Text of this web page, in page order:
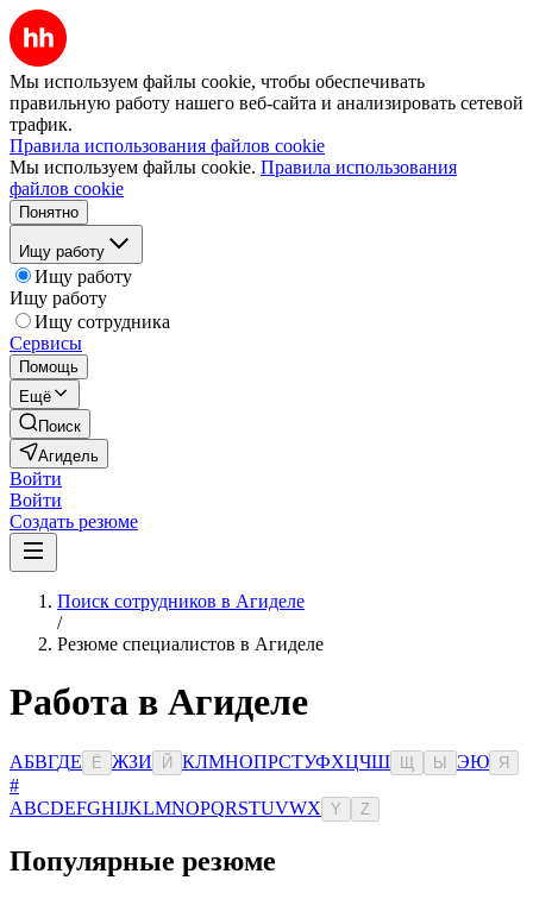
Мы используем файлы cookie, чтобы обеспечивать
правильную работу нашего веб-сайта и анализировать сетевой
трафик.
Правила использования файлов cookie
Мы используем файлы cookie. Правила использования
файлов cookie
Понятно
Ищу работу
Ищу работу
Ищу работу
Ищу сотрудника
Сервисы
Помощь
Ещё
Поиск
Агидель
Войти
Войти
Создать резюме
Поиск сотрудников в Агиделе
/
Резюме специалистов в Агиделе
Работа в Агиделе
АБВГДЕ Ё ЖЗИ Й КЛМНОПРСТУФХЦЧШ Ы ЭЮ Я
#
ABCDEFGHIJKLMNOPQRSTUVWX Y Z
Популярные резюме